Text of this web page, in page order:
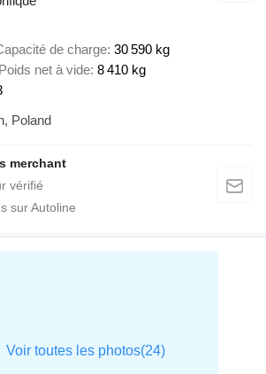
de charge 30 590 kg
Poids net à vide 8 410 kg
Poland
merchant
sur Autoline